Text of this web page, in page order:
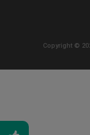
Copyright ©